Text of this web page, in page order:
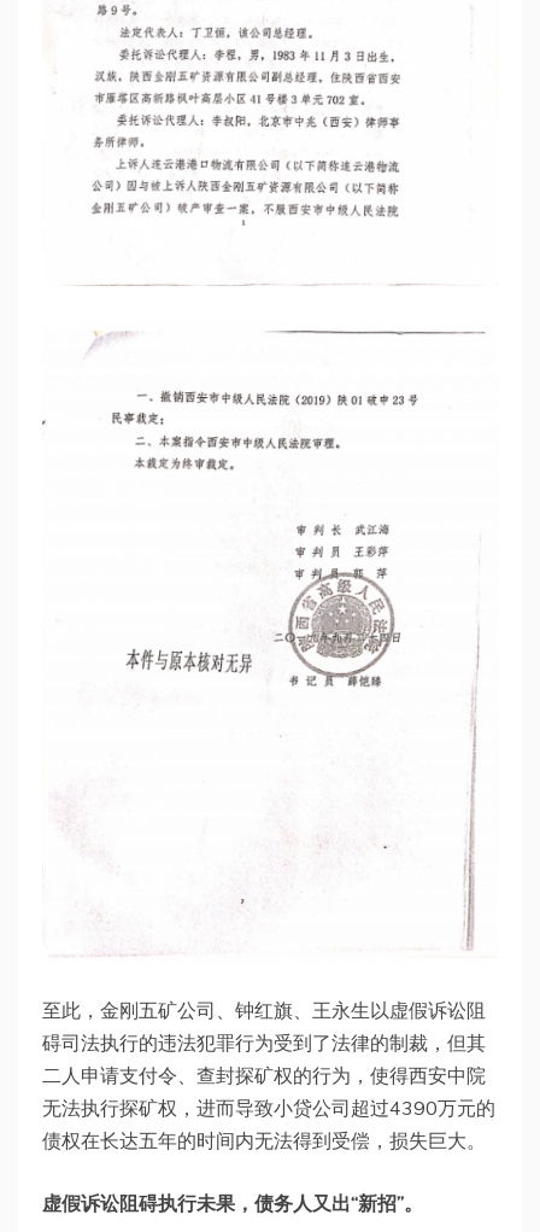
至此，金刚五矿公司、钟红旗、王永生以虚假诉讼阻
碍司法执行的违法犯罪行为受到了法律的制裁，但其
二人申请支付令、查封探矿权的行为，使得西安中院
无法执行探矿权，进而导致小贷公司超过4390万元的
债权在长达五年的时间内无法得到受偿，损失巨大。
虚假诉讼阻碍执行未果，债务人又出“新招”。